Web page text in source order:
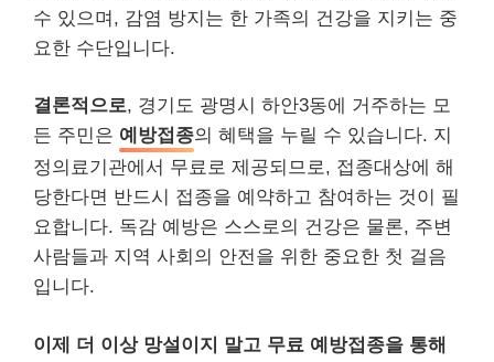
수 있으며, 감염 방지는 한 가족의 건강을 지키는 중
요한 수단입니다.
결론적으로, 경기도 광명시 하안3동에 거주하는 모
든 주민은 예방접종의 혜택을 누릴 수 있습니다. 지
정의료기관에서 무료로 제공되므로, 접종대상에 해
당한다면 반드시 접종을 예약하고 참여하는 것이 필
요합니다. 독감 예방은 스스로의 건강은 물론, 주변
사람들과 지역 사회의 안전을 위한 중요한 첫 걸음
입니다.
이제 더 이상 망설이지 말고 무료 예방접종을 통해